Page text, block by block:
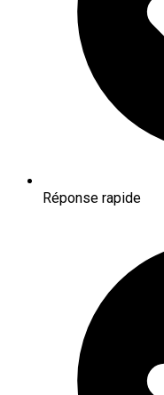
Réponse rapide